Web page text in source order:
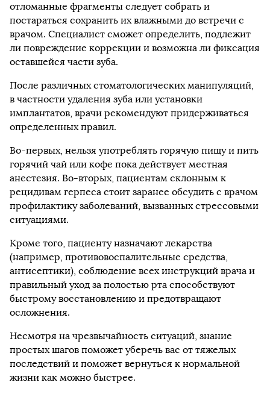
отломанные фрагменты следует собрать и
постараться сохранить их влажными до встречи с
врачом. Специалист сможет определить, подлежит
ли повреждение коррекции и возможна ли фиксация
оставшейся части зуба.
После различных стоматологических манипуляций,
в частности удаления зуба или установки
имплантатов, врачи рекомендуют придерживаться
определенных правил.
Во-первых, нельзя употреблять горячую пищу и пить
горячий чай или кофе пока действует местная
анестезия. Во-вторых, пациентам склонным к
рецидивам герпеса стоит заранее обсудить с врачом
профилактику заболеваний, вызванных стрессовыми
ситуациями.
Кроме того, пациенту назначают лекарства
(например, противовоспалительные средства,
антисептики), соблюдение всех инструкций врача и
правильный уход за полостью рта способствуют
быстрому восстановлению и предотвращают
осложнения.
Несмотря на чрезвычайность ситуаций, знание
простых шагов поможет уберечь вас от тяжелых
последствий и поможет вернуться к нормальной
жизни как можно быстрее.